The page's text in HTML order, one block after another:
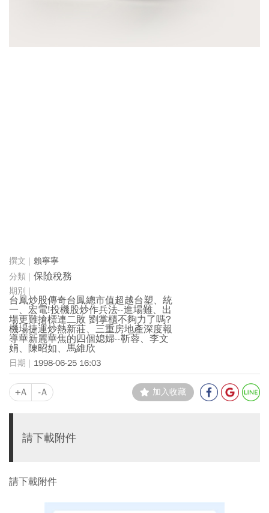
賴寧寧
保險稅務
台鳳炒股傳奇台鳳總市值超越台塑、統
一、宏電!投機股炒作兵法--進場難、出
場更難搶標連二敗 劉掌櫃不夠力了嗎?
機場捷運炒熱新莊、三重房地產深度報
導華新麗華焦的四個媳婦--靳蓉、李文
娟、陳昭如、馬維欣
1998-06-25 16:03
+A -A 加入收藏
請下載附件
請下載附件